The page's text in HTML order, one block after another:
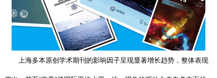
上海多本原创学术期刊的影响因子呈现显著增长趋势，整体表现